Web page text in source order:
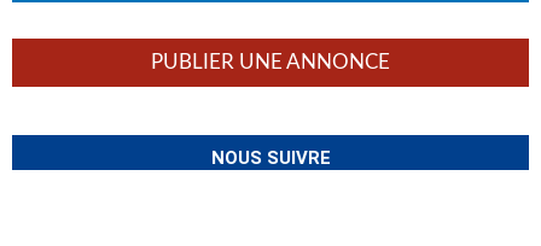
PUBLIER UNE ANNONCE
NOUS SUIVRE